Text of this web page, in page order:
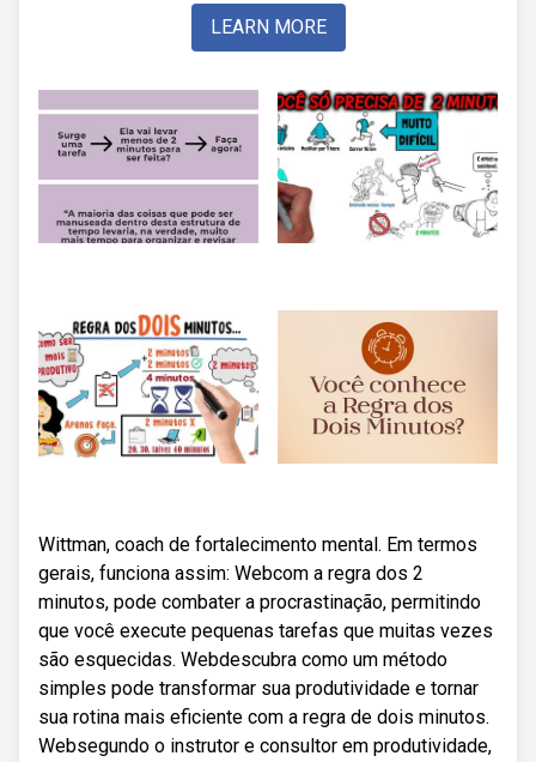
LEARN MORE
Wittman, coach de fortalecimento mental. Em termos
gerais, funciona assim: Webcom a regra dos 2
minutos, pode combater a procrastinação, permitindo
que você execute pequenas tarefas que muitas vezes
são esquecidas. Webdescubra como um método
simples pode transformar sua produtividade e tornar
sua rotina mais eficiente com a regra de dois minutos.
Websegundo o instrutor e consultor em produtividade,